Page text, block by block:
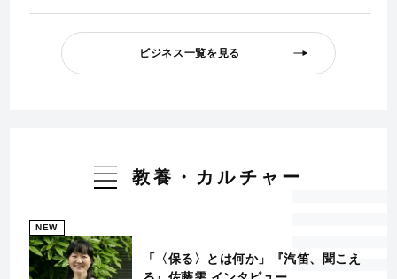
ビジネス一覧を見る
教養・カルチャー
NEW
「〈保る〉とは何か」『汽笛、聞こえ